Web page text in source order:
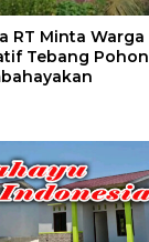
RT Minta Warga
Tebang Pohon